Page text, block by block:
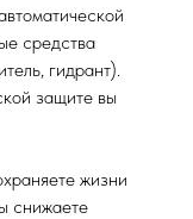
средства
гидрант).
защите вы
жизни
снижаете